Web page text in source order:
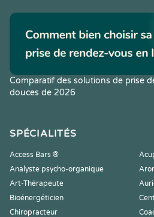
Comparatif des solutions de prise
douces de 2026
SPÉCIALITÉS
Access Bars ®
Analyste psycho-organique
Art-Thérapeute
Bioénergéticien
Chiropracteur